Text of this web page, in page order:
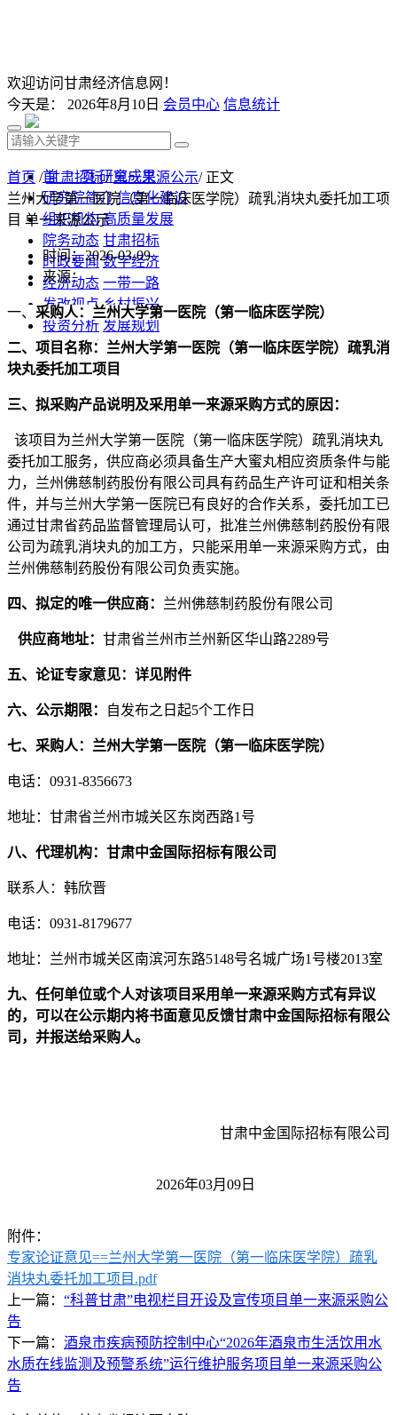
欢迎访问甘肃经济信息网！
今天是： 2026年8月10日 会员中心 信息统计
首 页 研究成果
研究院简介 信息化建设
组织机构 高质量发展
院务动态 甘肃招标
时政要闻 数字经济
经济动态 一带一路
发改视点 乡村振兴
投资分析 发展规划
监测预测
文库下载
首页 /甘肃招标/单一来源公示/ 正文
兰州大学第一医院（第一临床医学院）疏乳消块丸委托加工项
目 单一来源公示
时间：2026-03-09
来源：
一、 采购人：兰州大学第一医院（第一临床医学院）
二、项目名称：兰州大学第一医院（第一临床医学院）疏乳消
块丸委托加工项目
三、拟采购产品说明及采用单一来源采购方式的原因：
该项目为兰州大学第一医院（第一临床医学院）疏乳消块丸
委托加工服务，供应商必须具备生产大蜜丸相应资质条件与能
力，兰州佛慈制药股份有限公司具有药品生产许可证和相关条
件，并与兰州大学第一医院已有良好的合作关系，委托加工已
通过甘肃省药品监督管理局认可，批准兰州佛慈制药股份有限
公司为疏乳消块丸的加工方，只能采用单一来源采购方式，由
兰州佛慈制药股份有限公司负责实施。
四、拟定的唯一供应商： 兰州佛慈制药股份有限公司
供应商地址： 甘肃省兰州市兰州新区华山路2289号
五、 论证专家意见： 详见附件
六、公示期限： 自发布之日起5个工作日
七、 采购人： 兰州大学第一医院（第一临床医学院）
电话： 0931-8356673
地址： 甘肃省兰州市城关区东岗西路1号
八、代理机构： 甘肃中金国际招标有限公司
联系人：韩欣晋
电话： 0931-8179677
地址：兰州市城关区南滨河东路5148号名城广场1号楼2013室
九、任何单位或个人对该项目采用单一来源采购方式有异议
的，可以在公示期内将书面意见反馈甘肃中金国际招标有限公
司，并报送给采购人。
甘肃中金国际招标有限公司
2026年03月09日
附件：
专家论证意见==兰州大学第一医院（第一临床医学院）疏乳
消块丸委托加工项目.pdf
上一篇： “科普甘肃”电视栏目开设及宣传项目单一来源采购公
告
下一篇： 酒泉市疾病预防控制中心“2026年酒泉市生活饮用水
水质在线监测及预警系统”运行维护服务项目单一来源采购公
告